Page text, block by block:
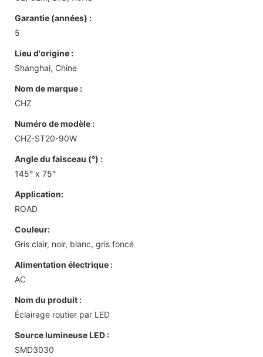
Garantie (années) :
5
Lieu d'origine :
Shanghai, Chine
Nom de marque :
CHZ
Numéro de modèle :
CHZ-ST20-90W
Angle du faisceau (°) :
145° x 75°
Application:
ROAD
Couleur:
Gris clair, noir, blanc, gris foncé
Alimentation électrique :
AC
Nom du produit :
Éclairage routier par LED
Source lumineuse LED :
SMD3030